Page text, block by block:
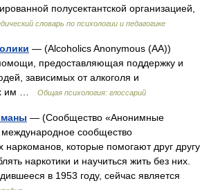
полусектантской организацией,
словарь по психологии и педагогике
— (Alcoholics Anonymous (АА))
предоставляющая поддержку и
зависимых от алкоголя и
им …
Общая психология: глоссарий
— (Сообщество «Анонимные
сообщество
которые помогают друг другу
наркотики и научиться жить без них.
в 1953 году, сейчас является